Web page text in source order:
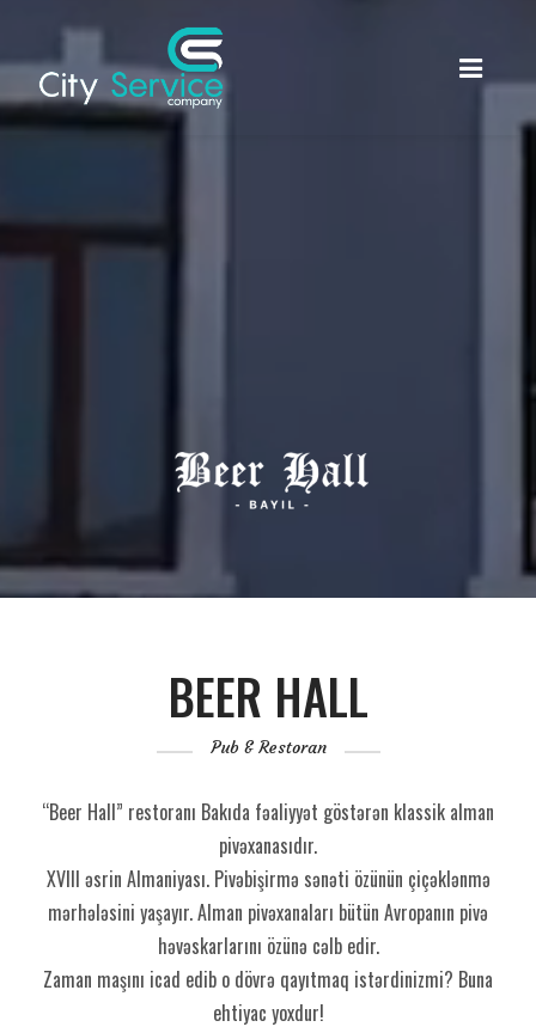
BEER HALL
Pub & Restoran
“Beer Hall” restoranı Bakıda fəaliyyət göstərən klassik alman
pivəxanasıdır.
XVIII əsrin Almaniyası. Pivəbişirmə sənəti özünün çiçəklənmə
mərhələsini yaşayır. Alman pivəxanaları bütün Avropanın pivə
həvəskarlarını özünə cəlb edir.
Zaman maşını icad edib o dövrə qayıtmaq istərdinizmi? Buna
ehtiyac yoxdur!